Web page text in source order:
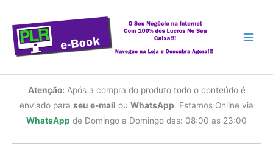
conteúdo
Atenção: Após a compra do produto todo o conteúdo é
enviado para seu e-mail ou WhatsApp. Estamos Online via
WhatsApp de Domingo a Domingo das: 08:00 as 23:00